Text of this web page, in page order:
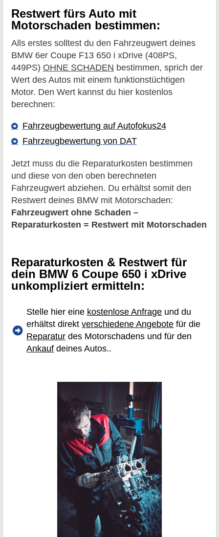
Restwert fürs Auto mit
Motorschaden bestimmen:
Alls erstes solltest du den Fahrzeugwert deines
BMW 6er Coupe F13 650 i xDrive (408PS,
449PS) OHNE SCHADEN bestimmen, sprich der
Wert des Autos mit einem funktionstüchtigen
Motor. Den Wert kannst du hier kostenlos
berechnen:
Fahrzeugbewertung auf Autofokus24
Fahrzeugbewertung von DAT
Jetzt muss du die Reparaturkosten bestimmen
und diese von den oben berechneten
Fahrzeugwert abziehen. Du erhältst somit den
Restwert deines BMW mit Motorschaden:
Fahrzeugwert ohne Schaden –
Reparaturkosten = Restwert mit Motorschaden
Reparaturkosten & Restwert für
dein BMW 6 Coupe 650 i xDrive
unkompliziert ermitteln:
Stelle hier eine kostenlose Anfrage und du
erhältst direktverschiedene Angebote für die
Reparatur des Motorschadens und für den
Ankauf deines Autos..